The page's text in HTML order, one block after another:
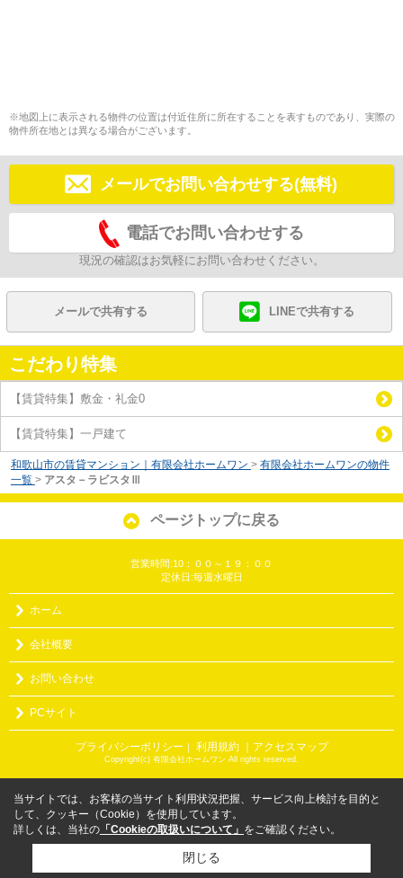
※地図上に表示される物件の位置は付近住所に所在することを表すものであり、実際の
物件所在地とは異なる場合がございます。
メールでお問い合わせする(無料)
電話でお問い合わせする
現況の確認はお気軽にお問い合わせください。
メールで共有する LINEで共有する
こだわり特集
【賃貸特集】敷金・礼金0
【賃貸特集】一戸建て
和歌山市の賃貸マンション｜有限会社ホームワン > 有限会社ホームワンの物件
一覧 > アスタ－ラビスタⅢ
ページトップに戻る
営業時間:10：００～１９：００
定休日:毎週水曜日
ホーム
会社概要
お問い合わせ
PCサイト
プライバシーポリシー 利用規約 ｜アクセスマップ
Copyright(c) 有限会社ホームワン All rights reserved.
当サイトでは、お客様の当サイト利用状況把握、サービス向上検討を目的と
して、クッキー（Cookie）を使用しています。
詳しくは、当社の 「Cookieの取扱いについて」 をご確認ください。
閉じる